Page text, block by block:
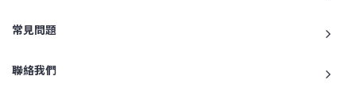
常見問題
聯絡我們